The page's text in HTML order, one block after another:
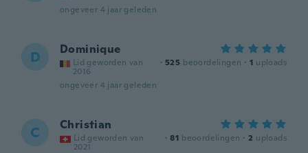
ongeveer 4 jaar geleden
D Dominique
Lid geworden van
2016
· 525 beoordelingen · 1 uploads
ongeveer 4 jaar geleden
C Christian
Lid geworden van
2021
· 81 beoordelingen · 2 uploads